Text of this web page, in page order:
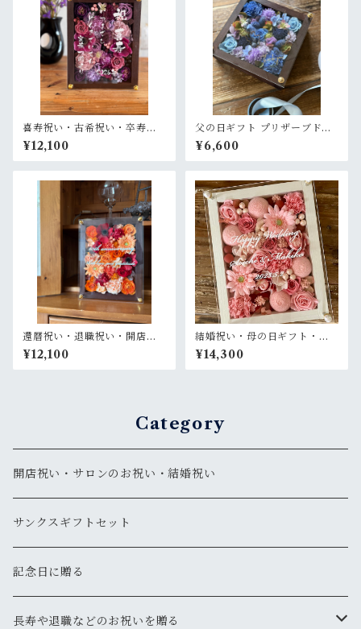
喜寿祝い・古希祝い・卒寿祝
い・長寿祝い・結婚記念日祝
い【名入れ】プリザーブドフ
ラワーアレンジ ウッドフレー
¥12,100
父の日ギフト プリザーブドフ
ラワーアレンジメント【父の
日限定】ゴールド文字入れ ウ
ッドフレーム 木枠〈ブルーバ
¥6,600
還暦祝い・退職祝い・開店祝
い・母の日ギフト【名入れ】
プリザーブドフラワーアレン
ジ ウッドフレーム 茶木枠〈赤
¥12,100
結婚祝い・母の日ギフト・退
職祝い【名入れ】プリザーブ
ドフラワーアレンジ ウッドフ
レーム 木枠〈ピンク〉プライ
¥14,300
Category
開店祝い・サロンのお祝い・結婚祝い
サンクスギフトセット
記念日に贈る
長寿や退職などのお祝いを贈る